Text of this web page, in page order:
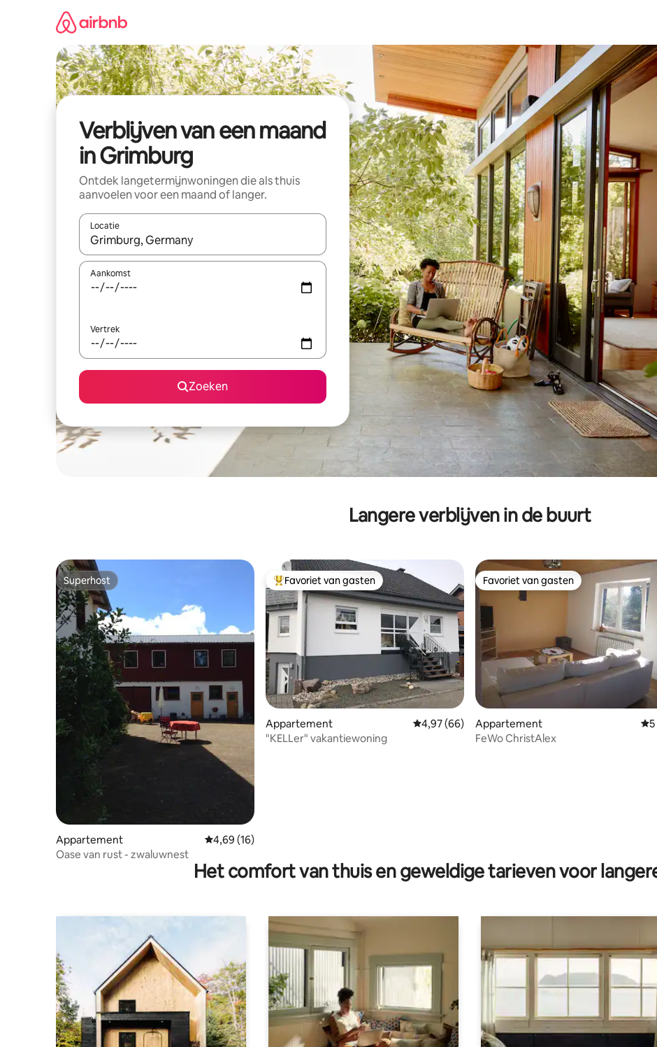
Verblijven van een maand
in Grimburg
Ontdek langetermijnwoningen die als thuis
aanvoelen voor een maand of langer.
Locatie
Wanneer er resultaten beschikbaar zijn, maak je een keuze met je de pijltjestoetsen omhoog en omlaag, óf door te tikken of
Aankomst
Vertrek
Zoeken
Langere verblijven in de buurt
Superhost
Superhost
Appartement Gemiddelde beoordeling van 4,69 op 5, 16 recensies
4,69 (16)
Oase van rust - zwaluwnest
Topfavoriet van gasten
Favoriet van gasten
Appartement Gemiddelde beoordeling van 4,97 op 5, 66
4,97 (66)
"KELLer" vakantiewoning
Favoriet van gasten
Favoriet van gasten
Appartement
5
FeWo ChristAlex
Het comfort van thuis en geweldige tarieven voor